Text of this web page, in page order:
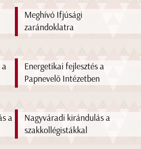
Meghívó Ifjúsági
zarándoklatra
Energetikai fejlesztés a
Papnevelő Intézetben
Nagyváradi kirándulás a
szakkollégistákkal